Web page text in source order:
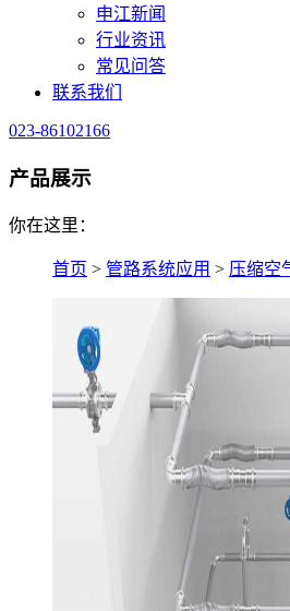
申江新闻
行业资讯
常见问答
联系我们
023-86102166
产品展示
你在这里：
首页 > 管路系统应用 > 压缩空